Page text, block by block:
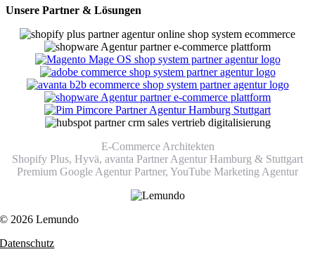
Unsere Partner & Lösungen
E-Commerce Architekten
Shopify Plus, Hyvä, avanta Partner Agentur Hamburg & Stuttgart
Premium Google Agentur Partner, YouTube Marketing Agentur
© 2026 Lemundo
Datenschutz